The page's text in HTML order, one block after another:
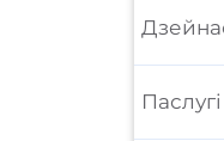
Паслугі